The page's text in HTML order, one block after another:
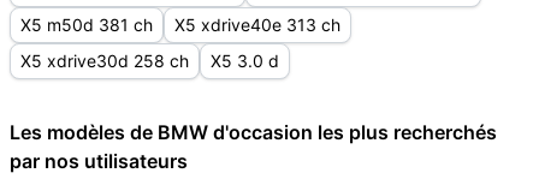
X5 m50d 381 ch
X5 xdrive40e 313 ch
X5 xdrive30d 258 ch
X5 3.0 d
Les modèles de BMW d'occasion les plus recherchés
par nos utilisateurs